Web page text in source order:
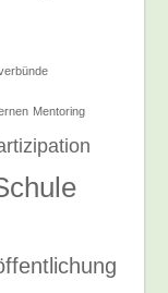
Mentoring